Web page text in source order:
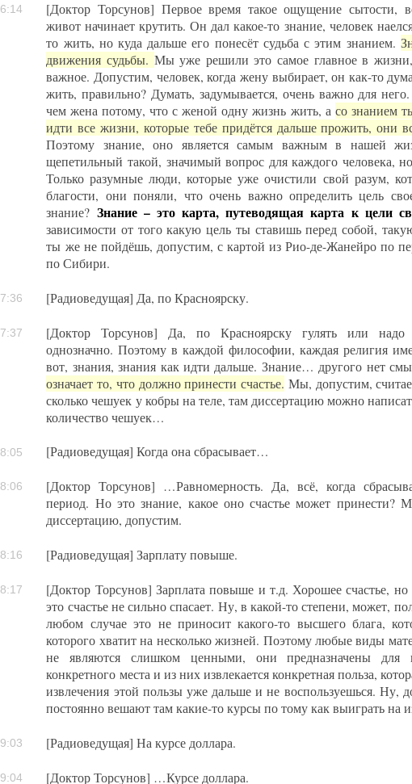
[Доктор Торсунов] Первое время такое ощущение сытости,
живот начинает крутить. Он дал какое-то знание, человек
то жить, но куда дальше его понесёт судьба с этим знанием.
движения судьбы. Мы уже решили это самое главное в
важное. Допустим, человек, когда жену выбирает, он как-то
жить, правильно? Думать, задумывается, очень важно для
чем жена потому, что с женой одну жизнь жить, а со знанием
идти все жизни, которые тебе придётся дальше прожить, они
Поэтому знание, оно является самым важным в нашей
щепетильный такой, значимый вопрос для каждого человека,
Только разумные люди, которые уже очистили свой разум,
благости, они поняли, что очень важно определить цель
знание? Знание – это карта, путеводящая карта к цели
зависимости от того какую цель ты ставишь перед собой,
ты же не пойдёшь, допустим, с картой из Рио-де-Жанейро по
по Сибири.
[Радиоведущая] Да, по Красноярску.
[Доктор Торсунов] Да, по Красноярску гулять или надо
однозначно. Поэтому в каждой философии, каждая религия
вот, знания, знания как идти дальше. Знание… другого нет
означает то, что должно принести счастье. Мы, допустим,
сколько чешуек у кобры на теле, там диссертацию можно
количество чешуек…
[Радиоведущая] Когда она сбрасывает…
[Доктор Торсунов] …Равномерность. Да, всё, когда
период. Но это знание, какое оно счастье может принести?
диссертацию, допустим.
[Радиоведущая] Зарплату повыше.
[Доктор Торсунов] Зарплата повыше и т.д. Хорошее счастье,
это счастье не сильно спасает. Ну, в какой-то степени, может,
любом случае это не приносит какого-то высшего блага,
которого хватит на несколько жизней. Поэтому любые виды
не являются слишком ценными, они предназначены для
конкретного места и из них извлекается конкретная польза,
извлечения этой пользы уже дальше и не воспользуешься. Ну,
постоянно вешают там какие-то курсы по тому как выиграть на
[Радиоведущая] На курсе доллара.
[Доктор Торсунов] …Курсе доллара.